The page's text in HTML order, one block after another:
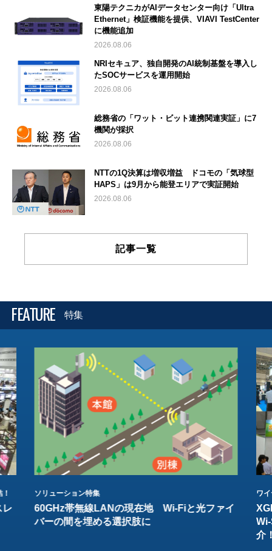
東陽テクニカがAIデータセンター向け「Ultra
Ethernet」検証機能を提供、VIAVI TestCenter
に機能追加
2026.08.06
NRIセキュア、独自開発のAI統制基盤を導入し
たSOCサービスを運用開始
2026.08.06
総務省の「ワット・ビット連携関連実証」に7
機関が採択
2026.08.06
NTTの1Q決算は増収増益 ドコモの「気球型
HAPS」は9月から能登エリアで実証開始
2026.08.06
記事一覧
FEATURE 特集
レ
ソリューション特集
60GHz帯無線LANの現在地 Wi-Fiと光ファイ
バーの間を埋める選択肢に
ワ
介